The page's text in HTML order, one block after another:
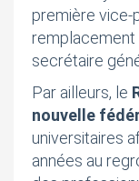
première vice-
remplacement
secrétaire
Par ailleurs, le
nouvelle
universitaires
années au